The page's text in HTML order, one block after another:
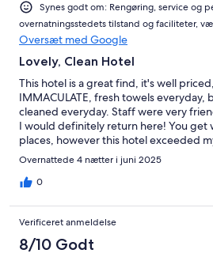
Synes godt om: Rengøring, service og
overnatningsstedets tilstand og faciliteter,
Oversæt med Google
Lovely, Clean Hotel
This hotel is a great find, it's well
IMMACULATE, fresh towels everyday,
cleaned everyday. Staff were very
I would definitely return here! You get
places, however this hotel exceeded
price point.
Overnattede 4 nætter i juni 2025
0
Verificeret anmeldelse
8/10 Godt